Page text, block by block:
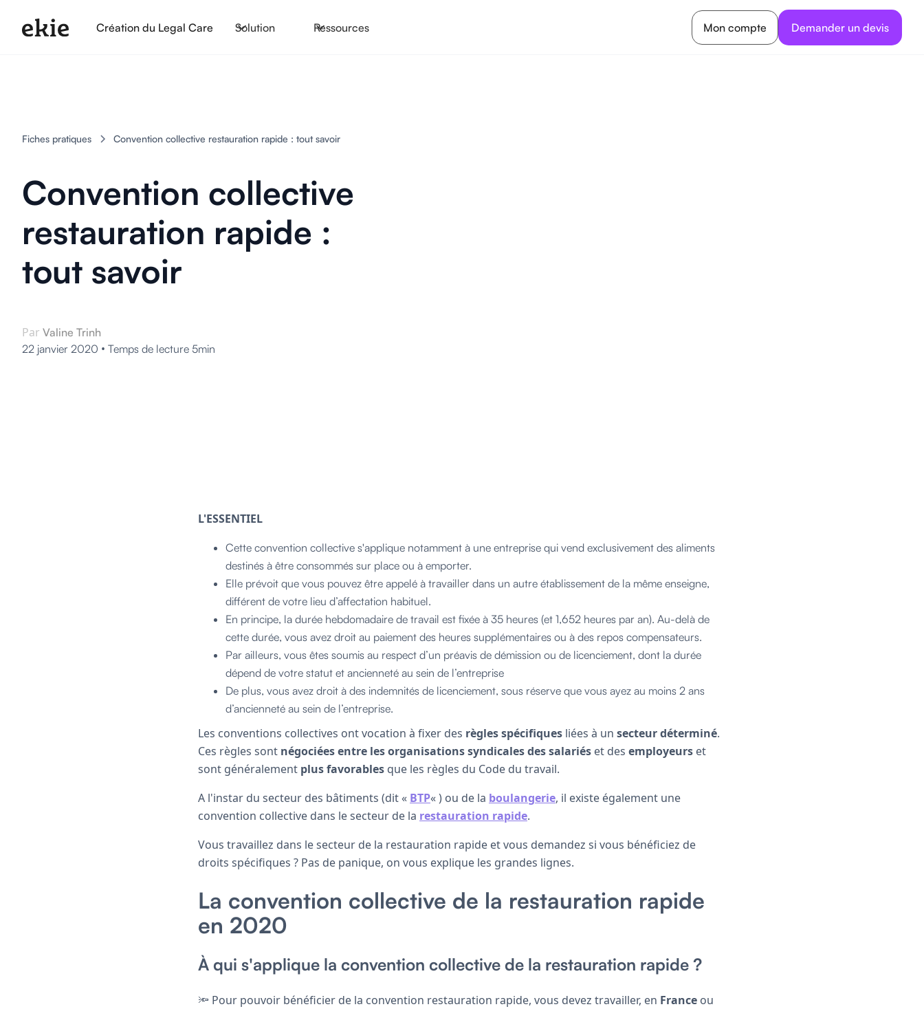
Création du Legal Care Solution Ressources Mon compte Demander un devis
Fiches pratiques Convention collective restauration rapide : tout savoir
Convention collective
restauration rapide :
tout savoir
Par Valine Trinh
22 janvier 2020 • Temps de lecture 5min
L'ESSENTIEL
Cette convention collective s'applique notamment à une entreprise qui vend exclusivement des aliments
destinés à être consommés sur place ou à emporter.
Elle prévoit que vous pouvez être appelé à travailler dans un autre établissement de la même enseigne,
différent de votre lieu d’affectation habituel.
En principe, la durée hebdomadaire de travail est fixée à 35 heures (et 1,652 heures par an). Au-delà de
cette durée, vous avez droit au paiement des heures supplémentaires ou à des repos compensateurs.
Par ailleurs, vous êtes soumis au respect d’un préavis de démission ou de licenciement, dont la durée
dépend de votre statut et ancienneté au sein de l’entreprise
De plus, vous avez droit à des indemnités de licenciement, sous réserve que vous ayez au moins 2 ans
d’ancienneté au sein de l’entreprise.
Les conventions collectives ont vocation à fixer des règles spécifiques liées à un secteur déterminé.
Ces règles sont négociées entre les organisations syndicales des salariés et des employeurs et
sont généralement plus favorables que les règles du Code du travail.
A l'instar du secteur des bâtiments (dit « BTP« ) ou de la boulangerie, il existe également une
convention collective dans le secteur de la restauration rapide.
Vous travaillez dans le secteur de la restauration rapide et vous demandez si vous bénéficiez de
droits spécifiques ? Pas de panique, on vous explique les grandes lignes.
La convention collective de la restauration rapide
en 2020
À qui s'applique la convention collective de la restauration rapide ?
🔦 Pour pouvoir bénéficier de la convention restauration rapide, vous devez travailler, en France ou